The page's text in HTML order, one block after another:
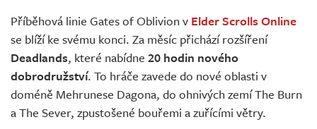
Příběhová linie Gates of Oblivion v Elder Scrolls Online
se blíží ke svému konci. Za měsíc přichází rozšíření
Deadlands, které nabídne 20 hodin nového
dobrodružství. To hráče zavede do nové oblasti v
doméně Mehrunese Dagona, do ohnivých zemí The Burn
a The Sever, zpustošené bouřemi a zuřícími větry.